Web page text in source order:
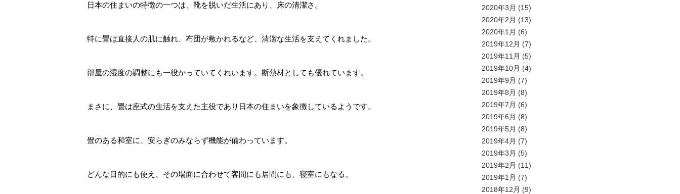
日本の住まいの特徴の一つは、靴を脱いだ生活にあり、床の清潔さ。
特に畳は直接人の肌に触れ、布団が敷かれるなど、清潔な生活を支えてくれました。
部屋の湿度の調整にも一役かっていてくれいます。断熱材としても優れています。
まさに、畳は座式の生活を支えた主役であり日本の住まいを象徴しているようです。
畳のある和室に、安らぎのみならず機能が備わっています。
どんな目的にも使え、その場面に合わせて客間にも居間にも、寝室にもなる。
2020年3月 (15)
2020年2月 (13)
2020年1月 (6)
2019年12月 (7)
2019年11月 (5)
2019年10月 (4)
2019年9月 (7)
2019年8月 (8)
2019年7月 (6)
2019年6月 (8)
2019年5月 (8)
2019年4月 (7)
2019年3月 (5)
2019年2月 (11)
2019年1月 (7)
2018年12月 (9)